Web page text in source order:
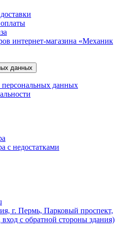
интернет-магазина «Механик
данных
персональных данных
с недостатками
г. Пермь, Парковый проспект,
с обратной стороны здания)